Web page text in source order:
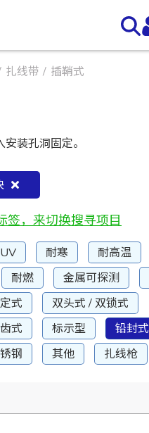
扎线带 插鞘式
装孔洞固定。
，来切换搜寻项目
耐寒
耐高温
耐燃 金属可探测
式
双头式 / 双锁式
式 标示型
铅封式
钢 其他 扎线枪